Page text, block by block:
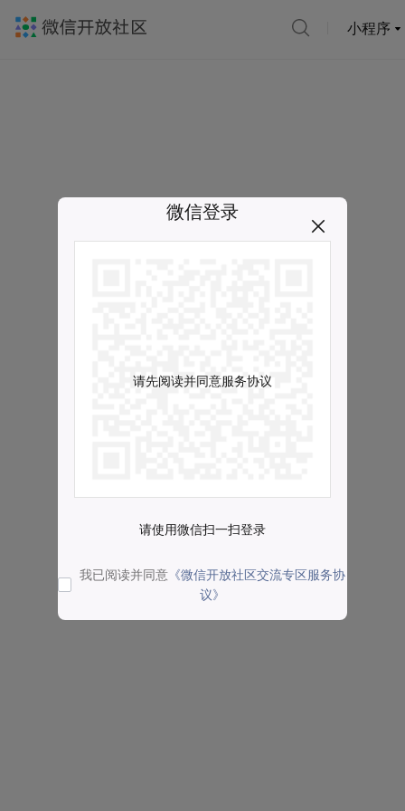
小程序
微信登录
请先阅读并同意服务协议
请使用微信扫一扫登录
我已阅读并同意 《微信开放社区交流专区服务协
议》